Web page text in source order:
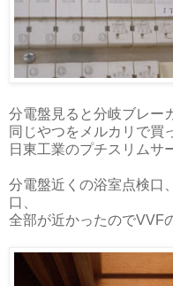
分電盤見ると分岐ブレー
同じやつをメルカリで買
日東工業のプチスリムサ
分電盤近くの浴室点検口
口、
全部が近かったのでVVF